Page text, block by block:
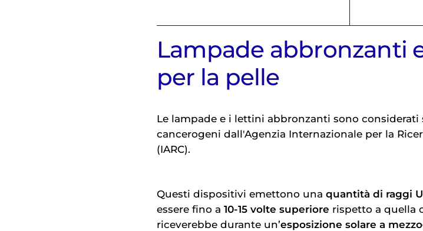
Lampade abbronzanti
per la pelle
Le lampade e i lettini abbronzanti sono considerati
cancerogeni dall'Agenzia Internazionale per la
(IARC).
Questi dispositivi emettono una quantità di raggi
essere fino a 10-15 volte superiore rispetto a quella
riceverebbe durante un’esposizione solare a